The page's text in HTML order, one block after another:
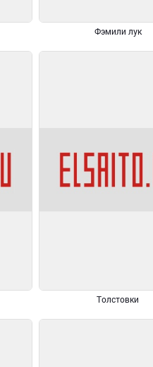
Фэмили лук
Толстовки